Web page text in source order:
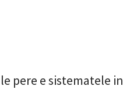
pere e sistematele in